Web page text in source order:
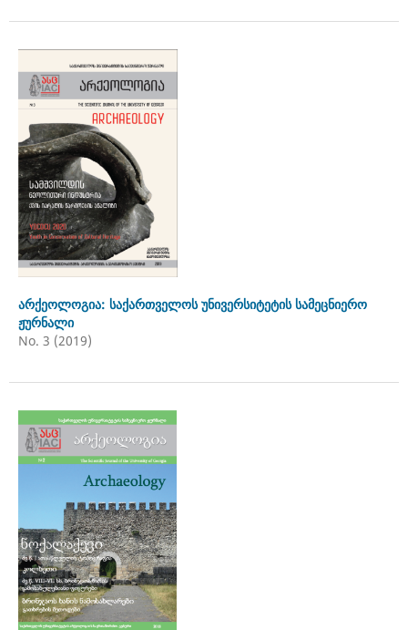
არქეოლოგია: საქართველოს უნივერსიტეტის სამეცნიერო
ჟურნალი
No. 3 (2019)